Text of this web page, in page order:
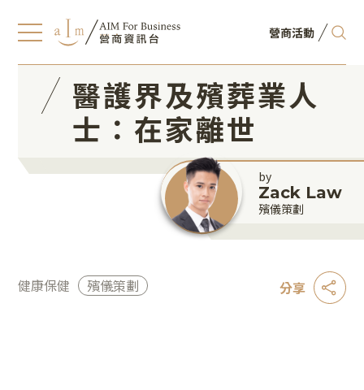
營商活動
醫護界及殯葬業人
士：在家離世
by
Zack Law
殯儀策劃
健康保健 殯儀策劃 分享